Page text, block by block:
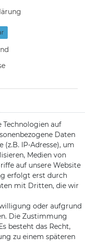
4
Technologien auf
Daten
(z.B. IP-Adresse), um
Medien von
auf unsere Website
erfolgt erst durch
mit Dritten, die wir
oder aufgrund
Die Zustimmung
besteht das Recht,
zu einem späteren